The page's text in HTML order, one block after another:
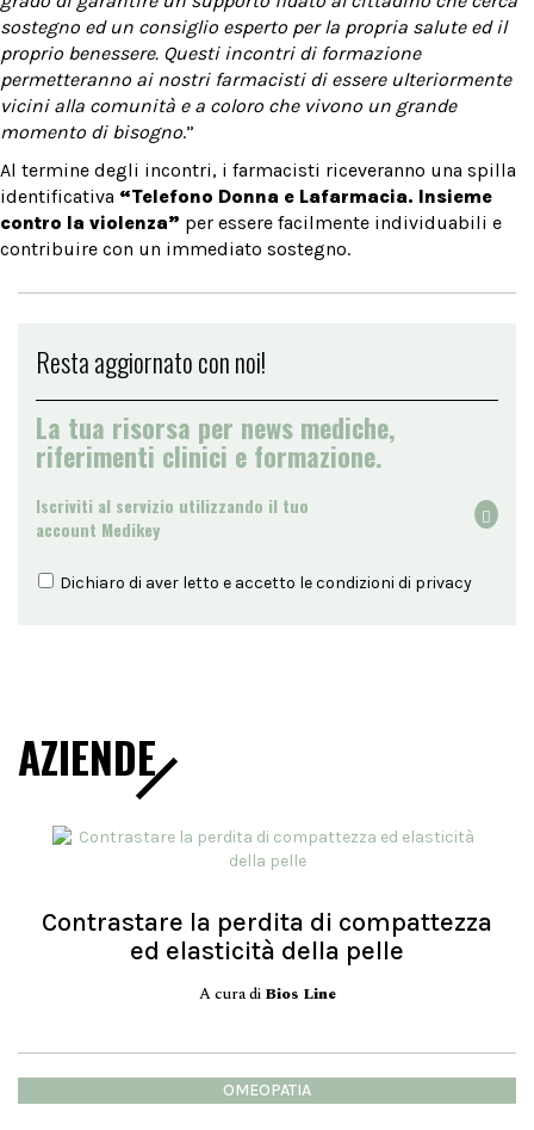
sostegno ed un consiglio esperto per la propria salute ed il
proprio benessere. Questi incontri di formazione
permetteranno ai nostri farmacisti di essere ulteriormente
vicini alla comunità e a coloro che vivono un grande
momento di bisogno.”
Al termine degli incontri, i farmacisti riceveranno una spilla
identificativa “Telefono Donna e Lafarmacia. Insieme
contro la violenza” per essere facilmente individuabili e
contribuire con un immediato sostegno.
Resta aggiornato con noi!
La tua risorsa per news mediche,
riferimenti clinici e formazione.
Iscriviti al servizio utilizzando il tuo
account Medikey
Dichiaro di aver letto e accetto le condizioni di privacy
AZIENDE
Contrastare la perdita di compattezza
ed elasticità della pelle
A cura di Bios Line
OMEOPATIA